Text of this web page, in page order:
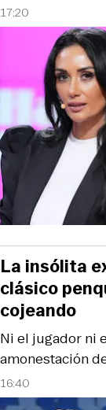
17:20
16:40
Ni el jugador ni
amonestación
La insólita
clásico
cojeando